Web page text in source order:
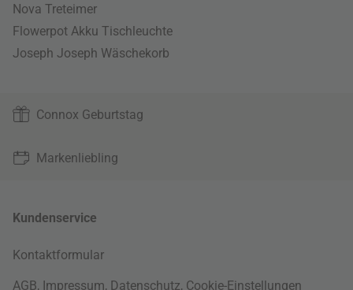
Nova Treteimer
Flowerpot Akku Tischleuchte
Joseph Joseph Wäschekorb
Connox Geburtstag
Markenliebling
Kundenservice
Kontaktformular
AGB, Impressum, Datenschutz, Cookie-Einstellungen